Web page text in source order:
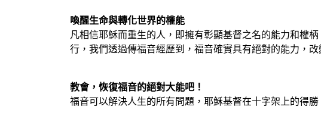
喚醒生命與轉化世界的權能
凡相信耶穌而重生的人，即擁有彰顯基督之名的能力和權
行，我們透過傳福音經歷到，福音確實具有絕對的能力，
教會，恢復福音的絕對大能吧！
福音可以解決人生的所有問題，耶穌基督在十字架上的得